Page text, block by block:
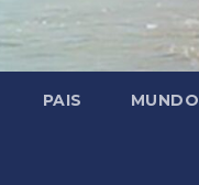
PAIS MUNDO